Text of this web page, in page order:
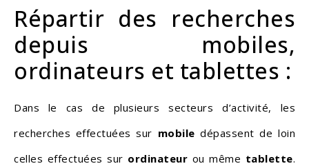
Répartir des recherches
depuis mobiles,
ordinateurs et tablettes :
Dans le cas de plusieurs secteurs d’activité, les
recherches effectuées sur mobile dépassent de loin
celles effectuées sur ordinateur ou même tablette.